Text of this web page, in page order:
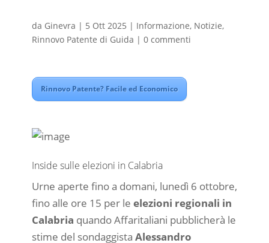
da Ginevra | 5 Ott 2025 | Informazione, Notizie,
Rinnovo Patente di Guida | 0 commenti
Rinnovo Patente? Facile ed Economico
Inside sulle elezioni in Calabria
Urne aperte fino a domani, lunedì 6 ottobre,
fino alle ore 15 per le elezioni regionali in
Calabria quando Affaritaliani pubblicherà le
stime del sondaggista Alessandro